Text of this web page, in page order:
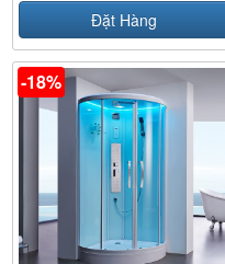
Đặt Hàng
-18%